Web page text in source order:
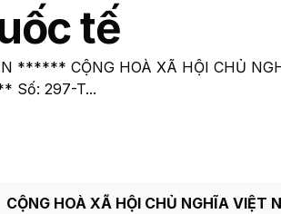
tế
****** CỘNG HOÀ XÃ HỘI CHỦ
Số: 297-T...
CỘNG HOÀ XÃ HỘI CHỦ NGHĨA VIỆT